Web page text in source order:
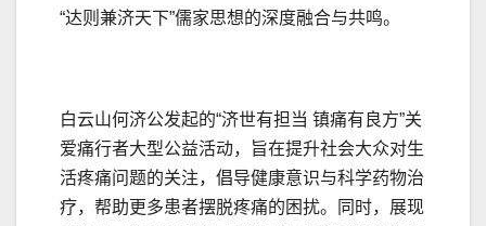
“达则兼济天下”儒家思想的深度融合与共鸣。
白云山何济公发起的“济世有担当 镇痛有良方”关
爱痛行者大型公益活动，旨在提升社会大众对生
活疼痛问题的关注，倡导健康意识与科学药物治
疗，帮助更多患者摆脱疼痛的困扰。同时，展现